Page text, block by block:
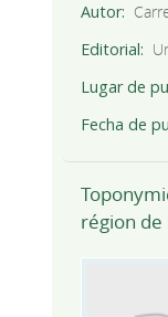
Autor
Editorial
Lugar de
Fecha de
région de